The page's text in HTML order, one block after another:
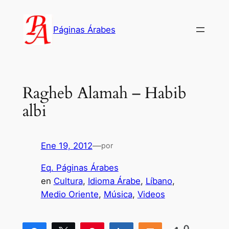
contenido
Páginas Árabes
Ragheb Alamah – Habib
albi
Ene 19, 2012—por
Eq. Páginas Árabes
en Cultura, Idioma Árabe, Líbano
Medio Oriente, Música, Videos